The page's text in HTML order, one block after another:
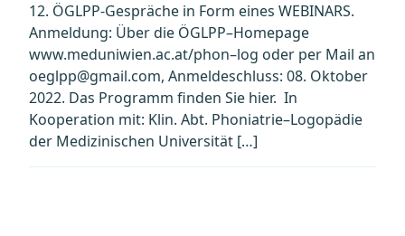
12. ÖGLPP-Gespräche in Form eines WEBINARS.
Anmeldung: Über die ÖGLPP–Homepage
www.meduniwien.ac.at/phon–log oder per Mail an
oeglpp@gmail.com, Anmeldeschluss: 08. Oktober
2022. Das Programm finden Sie hier. In
Kooperation mit: Klin. Abt. Phoniatrie–Logopädie
der Medizinischen Universität […]